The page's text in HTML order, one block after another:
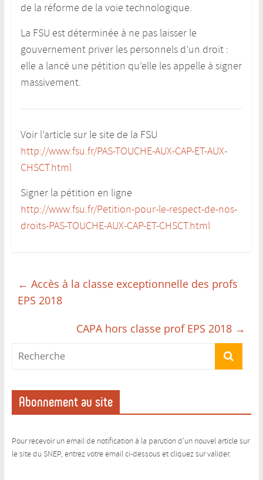
de la réforme de la voie technologique.
La FSU est déterminée à ne pas laisser le
gouvernement priver les personnels d’un droit :
elle a lancé une pétition qu’elle les appelle à signer
massivement.
Voir l’article sur le site de la FSU
http://www.fsu.fr/PAS-TOUCHE-AUX-CAP-ET-AUX-
CHSCT.html
Signer la pétition en ligne
http://www.fsu.fr/Petition-pour-le-respect-de-nos-
droits-PAS-TOUCHE-AUX-CAP-ET-CHSCT.html
← Accès à la classe exceptionnelle des profs
EPS 2018
CAPA hors classe prof EPS 2018 →
Abonnement au site
Pour recevoir un email de notification à la parution d'un nouvel article sur
le site du SNEP, entrez votre email ci-dessous et cliquez sur valider.